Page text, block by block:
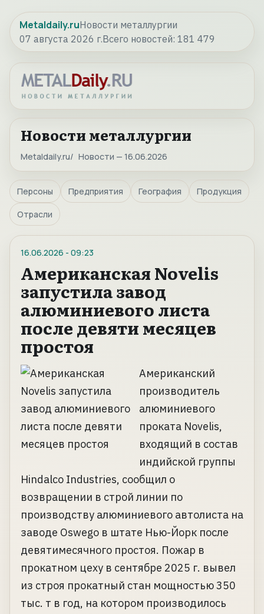
Metaldaily.ruНовости металлургии
07 августа 2026 г.Всего новостей: 181 479
Новости металлургии
Metaldaily.ru Новости — 16.06.2026
Персоны Предприятия География Продукция
Отрасли
16.06.2026 - 09:23
Американская Novelis
запустила завод
алюминиевого листа
после девяти месяцев
простоя
Американский
производитель
алюминиевого
проката Novelis,
входящий в состав
индийской группы
Hindalco Industries, сообщил о
возвращении в строй линии по
производству алюминиевого автолиста на
заводе Oswego в штате Нью-Йорк после
девятимесячного простоя. Пожар в
прокатном цеху в сентябре 2025 г. вывел
из строя прокатный стан мощностью 350
тыс. т в год, на котором производилось